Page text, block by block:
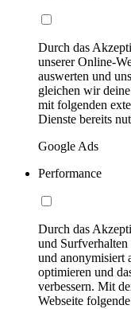
Durch das
unserer Online-
auswerten und
gleichen wir
mit folgenden
Dienste bereits
Google Ads
Performance
Durch das
und Surfverhalten
und anonymisiert
optimieren und
verbessern. Mit
Webseite